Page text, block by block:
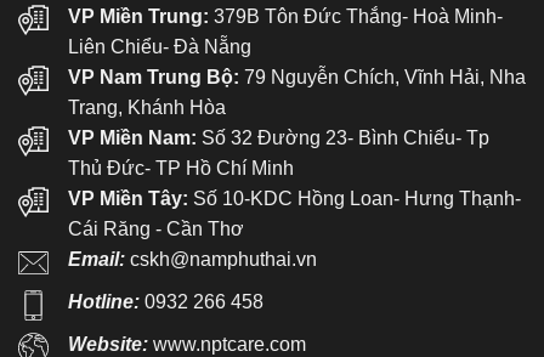
VP Miền Trung: 379B Tôn Đức Thắng- Hoà Minh-
Liên Chiểu- Đà Nẵng
VP Nam Trung Bộ: 79 Nguyễn Chích, Vĩnh Hải, Nha
Trang, Khánh Hòa
VP Miền Nam: Số 32 Đường 23- Bình Chiểu- Tp
Thủ Đức- TP Hồ Chí Minh
VP Miền Tây: Số 10-KDC Hồng Loan- Hưng Thạnh-
Cái Răng - Cần Thơ
Email: cskh@namphuthai.vn
Hotline: 0932 266 458
Website:www.nptcare.com